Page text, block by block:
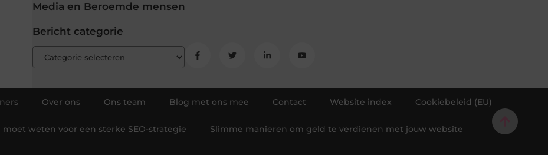
Media en Beroemde mensen
Bericht categorie
Over ons Ons team Blog met ons mee Contact Website index Cookiebeleid (EU)
weten voor een sterke SEO-strategie Slimme manieren om geld te verdienen met jouw website